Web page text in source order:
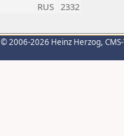
RUS 2332
© 2006-2026 Heinz Herzog,